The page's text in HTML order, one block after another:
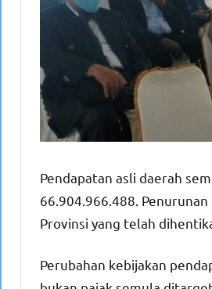
Pendapatan asli daerah
66.904.966.488.
Provinsi yang telah
Perubahan kebijakan